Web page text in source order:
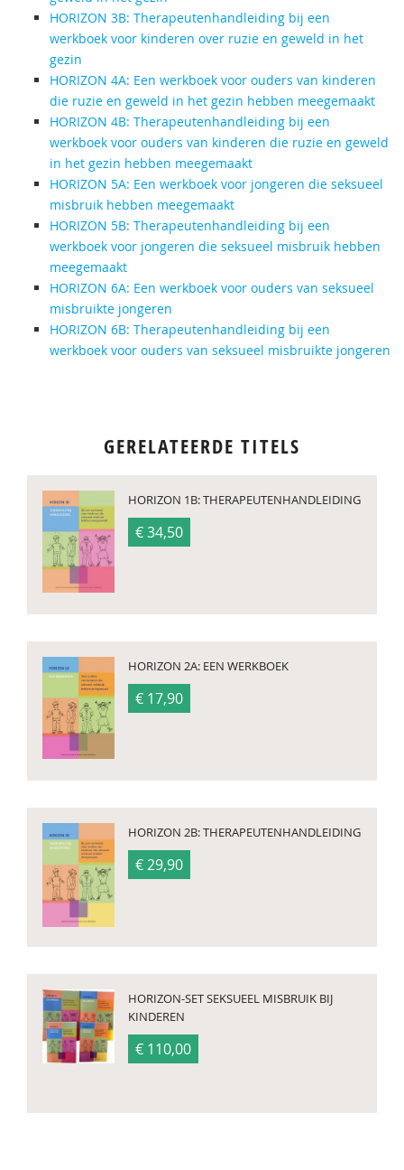
HORIZON 3B: Therapeutenhandleiding bij een
werkboek voor kinderen over ruzie en geweld in het
gezin
HORIZON 4A: Een werkboek voor ouders van kinderen
die ruzie en geweld in het gezin hebben meegemaakt
HORIZON 4B: Therapeutenhandleiding bij een
werkboek voor ouders van kinderen die ruzie en geweld
in het gezin hebben meegemaakt
HORIZON 5A: Een werkboek voor jongeren die seksueel
misbruik hebben meegemaakt
HORIZON 5B: Therapeutenhandleiding bij een
werkboek voor jongeren die seksueel misbruik hebben
meegemaakt
HORIZON 6A: Een werkboek voor ouders van seksueel
misbruikte jongeren
HORIZON 6B: Therapeutenhandleiding bij een
werkboek voor ouders van seksueel misbruikte jongeren
GERELATEERDE TITELS
HORIZON 1B: THERAPEUTENHANDLEIDING
€ 34,50
HORIZON 2A: EEN WERKBOEK
€ 17,90
HORIZON 2B: THERAPEUTENHANDLEIDING
€ 29,90
HORIZON-SET SEKSUEEL MISBRUIK BIJ
KINDEREN
€ 110,00